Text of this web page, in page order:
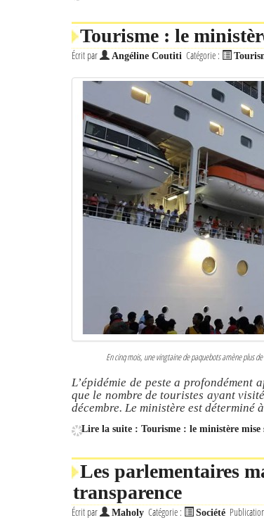
Tourisme : le
Écrit par Angéline Coutiti Catégorie :
En cinq mois, une vingtaine de paquebots amène plus
L’épidémie de peste a
que le nombre de touristes ayant
décembre. Le ministère est déterminé
Lire la suite : Tourisme : le ministère mise
Les parlementaires
transparence
Écrit par Maholy Catégorie : Société